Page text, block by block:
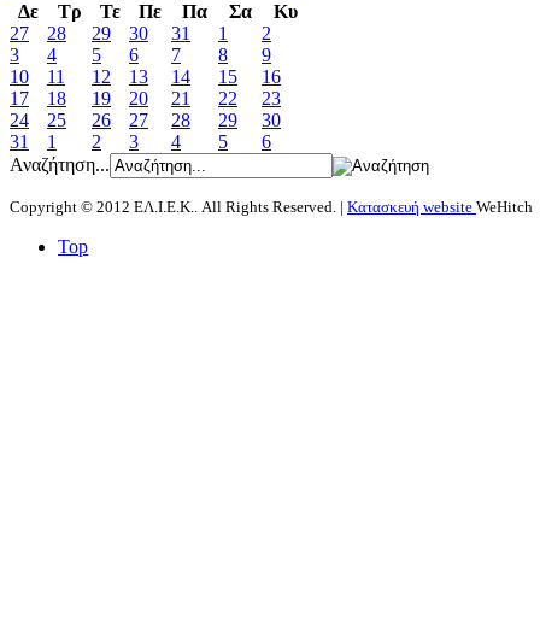
Δε
Tρ Τε Πε Πα Σα
Κυ
27
28 29 30 31 1
2
3
4 5 6 7 8
9
10
11 12 13 14 15
16
17
18 19 20 21 22
23
24
25 26 27 28 29
30
31
1 2 3 4 5
6
Αναζήτηση...
Copyright © 2012 ΕΛ.Ι.Ε.Κ.. All Rights Reserved. | Κατασκευή website WeHitch
Top